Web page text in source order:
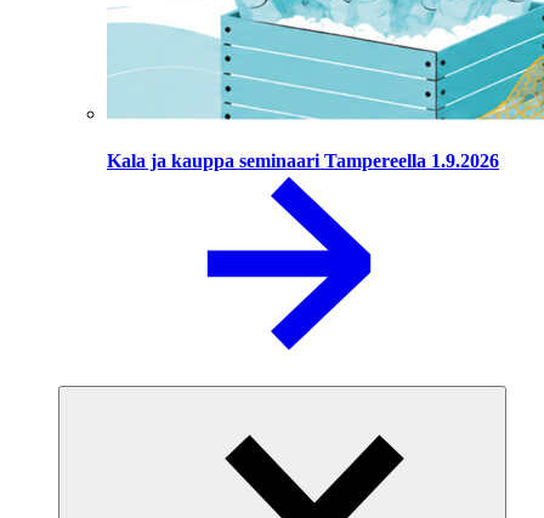
Kala ja kauppa seminaari Tampereella 1.9.2026